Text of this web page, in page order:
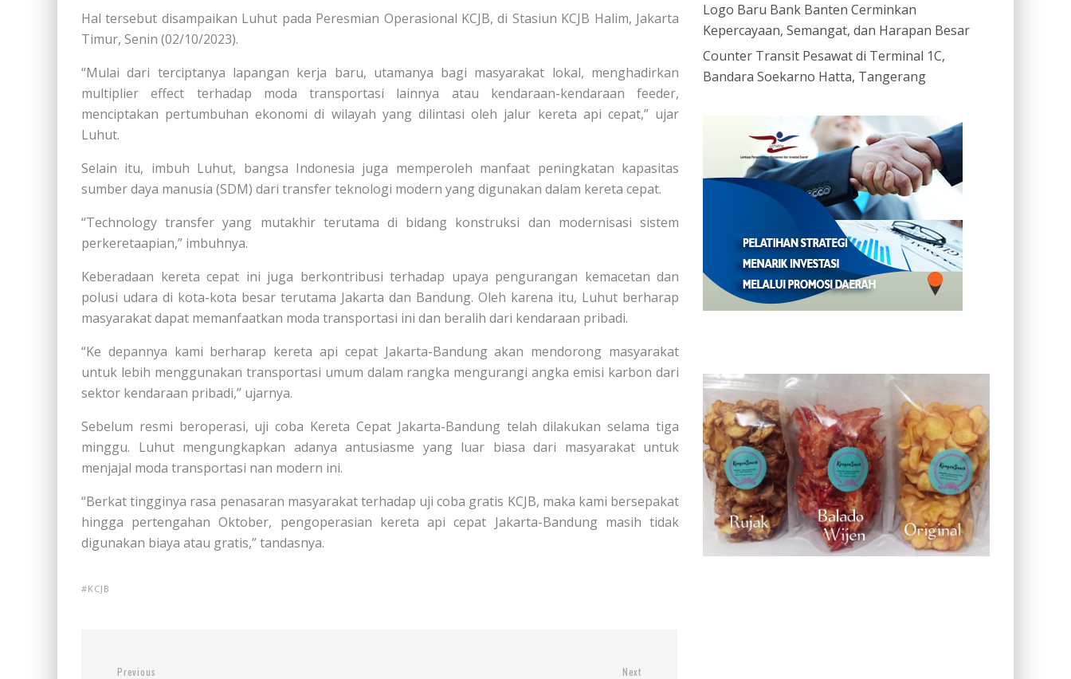
Hal tersebut disampaikan Luhut pada Peresmian Operasional KCJB, di Stasiun KCJB Halim, Jakarta
Timur, Senin (02/10/2023).
“Mulai dari terciptanya lapangan kerja baru, utamanya bagi masyarakat lokal, menghadirkan
multiplier effect terhadap moda transportasi lainnya atau kendaraan-kendaraan feeder,
menciptakan pertumbuhan ekonomi di wilayah yang dilintasi oleh jalur kereta api cepat,” ujar
Luhut.
Selain itu, imbuh Luhut, bangsa Indonesia juga memperoleh manfaat peningkatan kapasitas
sumber daya manusia (SDM) dari transfer teknologi modern yang digunakan dalam kereta cepat.
“Technology transfer yang mutakhir terutama di bidang konstruksi dan modernisasi sistem
perkeretaapian,” imbuhnya.
Keberadaan kereta cepat ini juga berkontribusi terhadap upaya pengurangan kemacetan dan
polusi udara di kota-kota besar terutama Jakarta dan Bandung. Oleh karena itu, Luhut berharap
masyarakat dapat memanfaatkan moda transportasi ini dan beralih dari kendaraan pribadi.
“Ke depannya kami berharap kereta api cepat Jakarta-Bandung akan mendorong masyarakat
untuk lebih menggunakan transportasi umum dalam rangka mengurangi angka emisi karbon dari
sektor kendaraan pribadi,” ujarnya.
Sebelum resmi beroperasi, uji coba Kereta Cepat Jakarta-Bandung telah dilakukan selama tiga
minggu. Luhut mengungkapkan adanya antusiasme yang luar biasa dari masyarakat untuk
menjajal moda transportasi nan modern ini.
“Berkat tingginya rasa penasaran masyarakat terhadap uji coba gratis KCJB, maka kami bersepakat
hingga pertengahan Oktober, pengoperasian kereta api cepat Jakarta-Bandung masih tidak
digunakan biaya atau gratis,” tandasnya.
KCJB
Previous Next
Logo Baru Bank Banten Cerminkan
Kepercayaan, Semangat, dan Harapan Besar
Counter Transit Pesawat di Terminal 1C,
Bandara Soekarno Hatta, Tangerang